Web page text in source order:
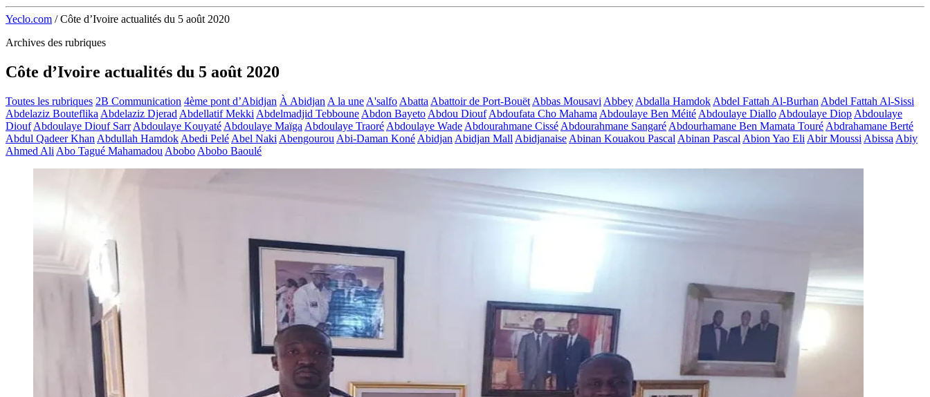
Yeclo.com / Côte d’Ivoire actualités du 5 août 2020
Archives des rubriques
Côte d’Ivoire actualités du 5 août 2020
Toutes les rubriques 2B Communication 4ème pont d’Abidjan À Abidjan A la une A'salfo Abatta Abattoir de Port-Bouët Abbas Mousavi Abbey Abdalla Hamdok Abdel Fattah Al-Burhan Abdel Fattah Al-Sissi
Abdelaziz Bouteflika Abdelaziz Djerad Abdellatif Mekki Abdelmadjid Tebboune Abdon Bayeto Abdou Diouf Abdoufata Cho Mahama Abdoulaye Ben Méité Abdoulaye Diallo Abdoulaye Diop Abdoulaye
Diouf Abdoulaye Diouf Sarr Abdoulaye Kouyaté Abdoulaye Maïga Abdoulaye Traoré Abdoulaye Wade Abdourahmane Cissé Abdourahmane Sangaré Abdourhamane Ben Mamata Touré Abdrahamane Berté
Abdul Qadeer Khan Abdullah Hamdok Abedi Pelé Abel Naki Abengourou Abi-Daman Koné Abidjan Abidjan Mall Abidjanaise Abinan Kouakou Pascal Abinan Pascal Abion Yao Eli Abir Moussi Abissa Abiy
Ahmed Ali Abo Tagué Mahamadou Abobo Abobo Baoulé